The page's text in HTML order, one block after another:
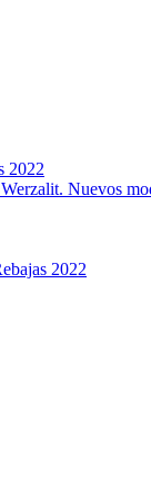
2022
Nuevos
2022